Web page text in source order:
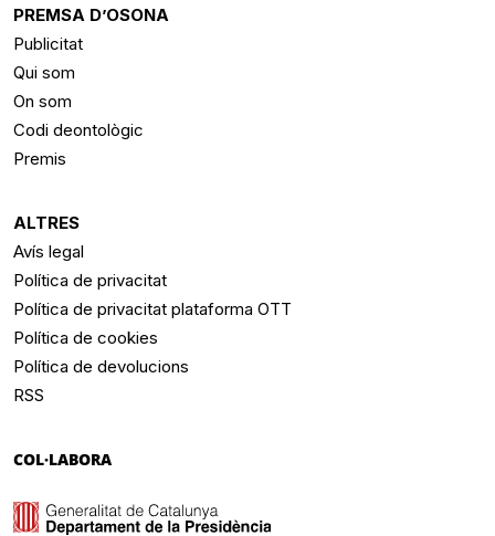
PREMSA D’OSONA
Publicitat
Qui som
On som
Codi deontològic
Premis
ALTRES
Avís legal
Política de privacitat
Política de privacitat plataforma OTT
Política de cookies
Política de devolucions
RSS
COL·LABORA